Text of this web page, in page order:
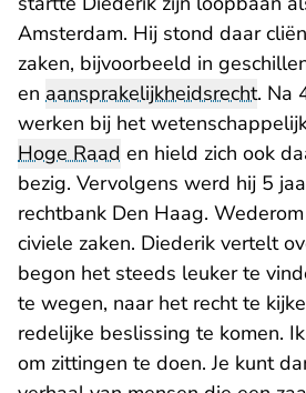
Amsterdam. Hij stond daar
zaken, bijvoorbeeld in
en aansprakelijkheidsrecht. Na
werken bij het
Hoge Raad en hield zich ook
bezig. Vervolgens werd hij 5
rechtbank Den Haag.
civiele zaken. Diederik vertelt
begon het steeds leuker te
te wegen, naar het recht te
redelijke beslissing te komen.
om zittingen te doen. Je kunt